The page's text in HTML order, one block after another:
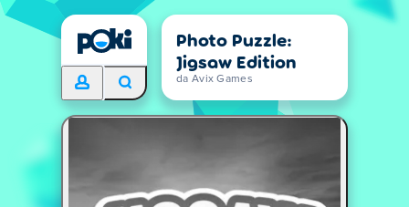
Photo Puzzle:
Jigsaw Edition
da Avix Games